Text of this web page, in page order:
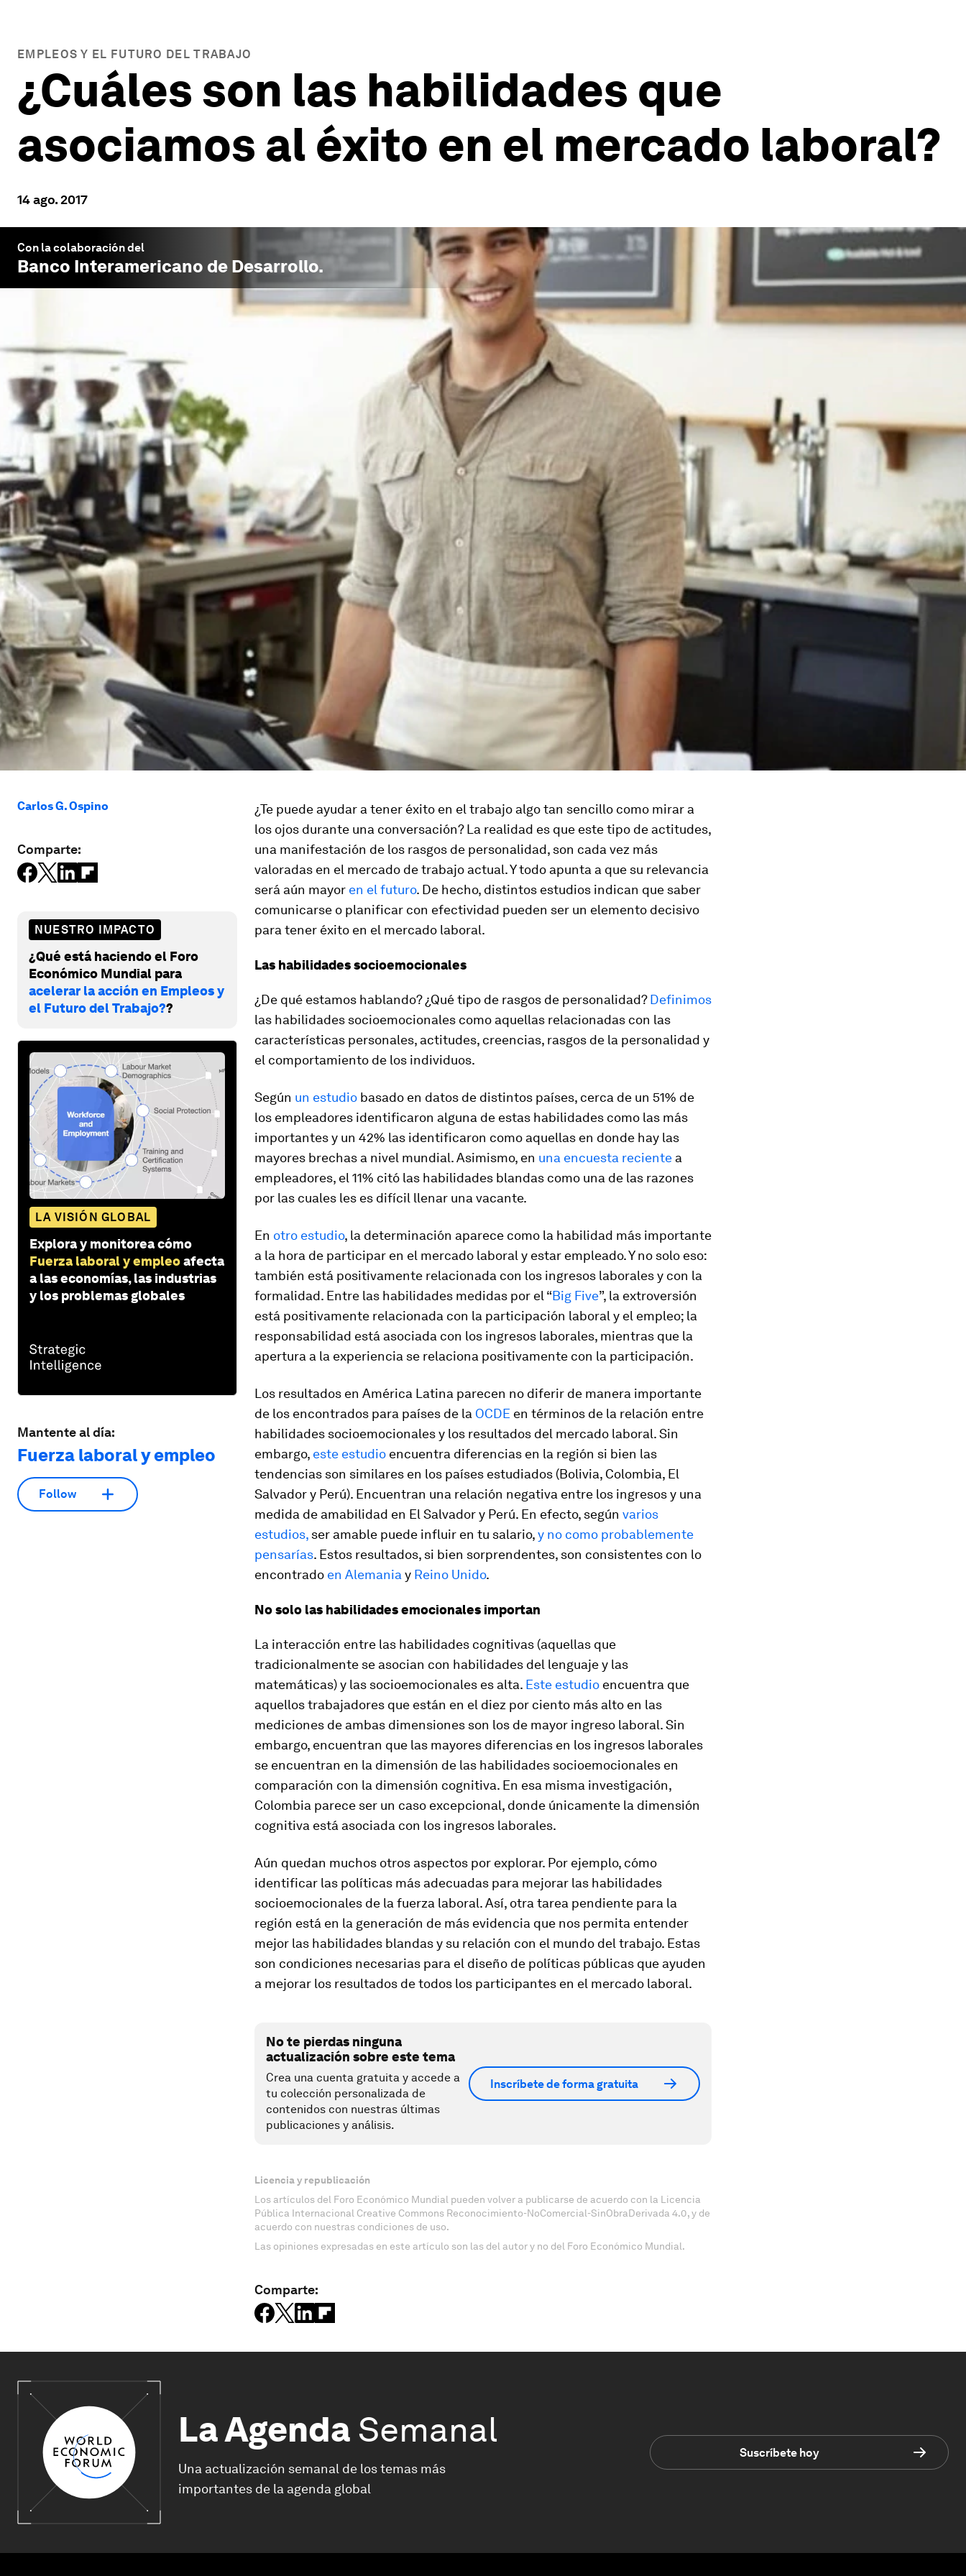
EMPLEOS Y EL FUTURO DEL TRABAJO
¿Cuáles son las habilidades que
asociamos al éxito en el mercado laboral?
14 ago. 2017
Con la colaboración del
Banco Interamericano de Desarrollo.
Carlos G. Ospino
Comparte:
NUESTRO IMPACTO
¿Qué está haciendo el Foro
Económico Mundial para
acelerar la acción en Empleos y
el Futuro del Trabajo??
LA VISIÓN GLOBAL
Explora y monitorea cómo
Fuerza laboral y empleoafecta
a las economías, las industrias
y los problemas globales
Mantente al día:
Fuerza laboral y empleo
Follow
¿Te puede ayudar a tener éxito en el trabajo algo tan sencillo como mirar a
los ojos durante una conversación? La realidad es que este tipo de actitudes,
una manifestación de los rasgos de personalidad, son cada vez más
valoradas en el mercado de trabajo actual. Y todo apunta a que su relevancia
será aún mayor en el futuro. De hecho, distintos estudios indican que saber
comunicarse o planificar con efectividad pueden ser un elemento decisivo
para tener éxito en el mercado laboral.
Las habilidades socioemocionales
¿De qué estamos hablando? ¿Qué tipo de rasgos de personalidad?Definimos
las habilidades socioemocionales como aquellas relacionadas con las
características personales, actitudes, creencias, rasgos de la personalidad y
el comportamiento de los individuos.
Según un estudio basado en datos de distintos países, cerca de un 51% de
los empleadores identificaron alguna de estas habilidades como las más
importantes y un 42% las identificaron como aquellas en donde hay las
mayores brechas a nivel mundial. Asimismo, en una encuesta reciente a
empleadores, el 11% citó las habilidades blandas como una de las razones
por las cuales les es difícil llenar una vacante.
En otro estudio, la determinación aparece como la habilidad más importante
a la hora de participar en el mercado laboral y estar empleado. Y no solo eso:
también está positivamente relacionada con los ingresos laborales y con la
formalidad. Entre las habilidades medidas por el “Big Five”, la extroversión
está positivamente relacionada con la participación laboral y el empleo; la
responsabilidad está asociada con los ingresos laborales, mientras que la
apertura a la experiencia se relaciona positivamente con la participación.
Los resultados en América Latina parecen no diferir de manera importante
de los encontrados para países de la OCDE en términos de la relación entre
habilidades socioemocionales y los resultados del mercado laboral. Sin
embargo, este estudio encuentra diferencias en la región si bien las
tendencias son similares en los países estudiados (Bolivia, Colombia, El
Salvador y Perú). Encuentran una relación negativa entre los ingresos y una
medida de amabilidad en El Salvador y Perú. En efecto, según varios
estudios, ser amable puede influir en tu salario,y no como probablemente
pensarías. Estos resultados, si bien sorprendentes, son consistentes con lo
encontrado en Alemania y Reino Unido.
No solo las habilidades emocionales importan
La interacción entre las habilidades cognitivas (aquellas que
tradicionalmente se asocian con habilidades del lenguaje y las
matemáticas) y las socioemocionales es alta. Este estudio encuentra que
aquellos trabajadores que están en el diez por ciento más alto en las
mediciones de ambas dimensiones son los de mayor ingreso laboral. Sin
embargo, encuentran que las mayores diferencias en los ingresos laborales
se encuentran en la dimensión de las habilidades socioemocionales en
comparación con la dimensión cognitiva. En esa misma investigación,
Colombia parece ser un caso excepcional, donde únicamente la dimensión
cognitiva está asociada con los ingresos laborales.
Aún quedan muchos otros aspectos por explorar. Por ejemplo, cómo
identificar las políticas más adecuadas para mejorar las habilidades
socioemocionales de la fuerza laboral. Así, otra tarea pendiente para la
región está en la generación de más evidencia que nos permita entender
mejor las habilidades blandas y su relación con el mundo del trabajo. Estas
son condiciones necesarias para el diseño de políticas públicas que ayuden
a mejorar los resultados de todos los participantes en el mercado laboral.
No te pierdas ninguna
actualización sobre este tema
Crea una cuenta gratuita y accede a
tu colección personalizada de
contenidos con nuestras últimas
publicaciones y análisis.
Inscríbete de forma gratuita
Licencia y republicación
Los artículos del Foro Económico Mundial pueden volver a publicarse de acuerdo con la Licencia
Pública Internacional Creative Commons Reconocimiento-NoComercial-SinObraDerivada 4.0, y de
acuerdo con nuestras condiciones de uso.
Las opiniones expresadas en este artículo son las del autor y no del Foro Económico Mundial.
Comparte:
La Agenda Semanal
Una actualización semanal de los temas más
importantes de la agenda global
Suscríbete hoy